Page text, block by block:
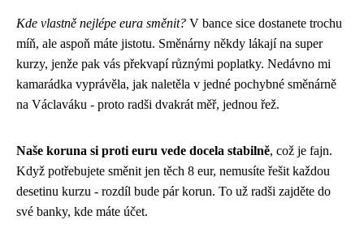
Kde vlastně nejlépe eura směnit? V bance sice dostanete trochu
míň, ale aspoň máte jistotu. Směnárny někdy lákají na super
kurzy, jenže pak vás překvapí různými poplatky. Nedávno mi
kamarádka vyprávěla, jak naletěla v jedné pochybné směnárně
na Václaváku - proto radši dvakrát měř, jednou řež.
Naše koruna si proti euru vede docela stabilně, což je fajn.
Když potřebujete směnit jen těch 8 eur, nemusíte řešit každou
desetinu kurzu - rozdíl bude pár korun. To už radši zajděte do
své banky, kde máte účet.